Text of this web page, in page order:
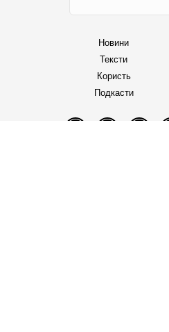
Новини
Тексти
Користь
Подкасти